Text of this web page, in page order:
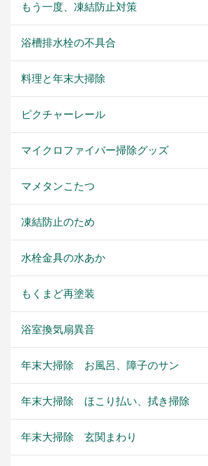
もう一度、凍結防止対策
浴槽排水栓の不具合
料理と年末大掃除
ピクチャーレール
マイクロファイバー掃除グッズ
マメタンこたつ
凍結防止のため
水栓金具の水あか
もくまど再塗装
浴室換気扇異音
年末大掃除 お風呂、障子のサン
年末大掃除 ほこり払い、拭き掃除
年末大掃除 玄関まわり